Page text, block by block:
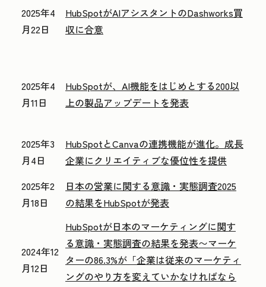
2025年4
月22日
HubSpotがAIアシスタントのDashworks買
収に合意
2025年4
月11日
HubSpotが、AI機能をはじめとする200以
上の製品アップデートを発表
2025年3
月4日
HubSpotとCanvaの連携機能が進化。成長
企業にクリエイティブな優位性を提供
2025年2
月18日
日本の営業に関する意識・実態調査2025
の結果をHubSpotが発表
2024年12
月12日
HubSpotが日本のマーケティングに関す
る意識・実態調査の結果を発表〜マーケ
ターの86.3%が「企業は従来のマーケティ
ングのやり方を変えていかなければなら